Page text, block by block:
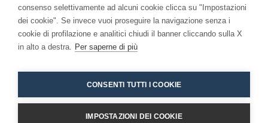
Per una Economia della Consapevolezza: come la
meditazione ha cambiato me e l'azienda.
consenso selettivamente ad alcuni cookie clicca su "Impostazioni
dei cookie". Se invece vuoi proseguire la navigazione senza i
cookie di profilazione e analitici chiudi il banner cliccando sulla X
in alto a destra. Per saperne di più
CONSENTI TUTTI I COOKIE
IMPOSTAZIONI DEI COOKIE